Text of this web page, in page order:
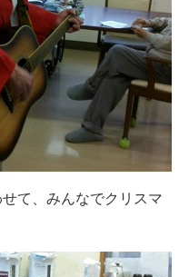
て、みんなでクリスマ